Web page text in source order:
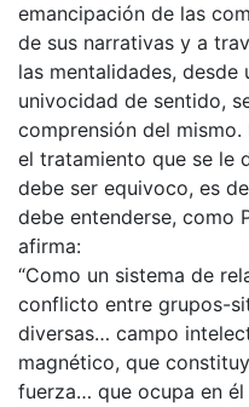
emancipación de las
de sus narrativas y a
las mentalidades, desde
univocidad de sentido,
comprensión del
el tratamiento que se le
debe ser equivoco, es
debe entenderse, como
afirma:
“Como un sistema de
conflicto entre grupos-
diversas… campo
magnético, que
fuerza… que ocupa en